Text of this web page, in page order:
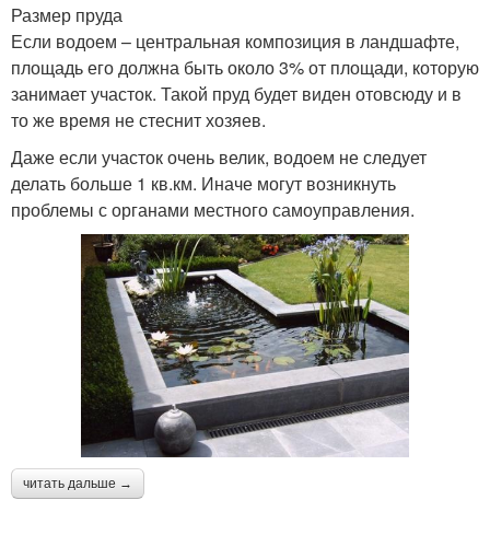
Размер пруда
Если водоем – центральная композиция в ландшафте,
площадь его должна быть около 3% от площади, которую
занимает участок. Такой пруд будет виден отовсюду и в
то же время не стеснит хозяев.
Даже если участок очень велик, водоем не следует
делать больше 1 кв.км. Иначе могут возникнуть
проблемы с органами местного самоуправления.
читать дальше →